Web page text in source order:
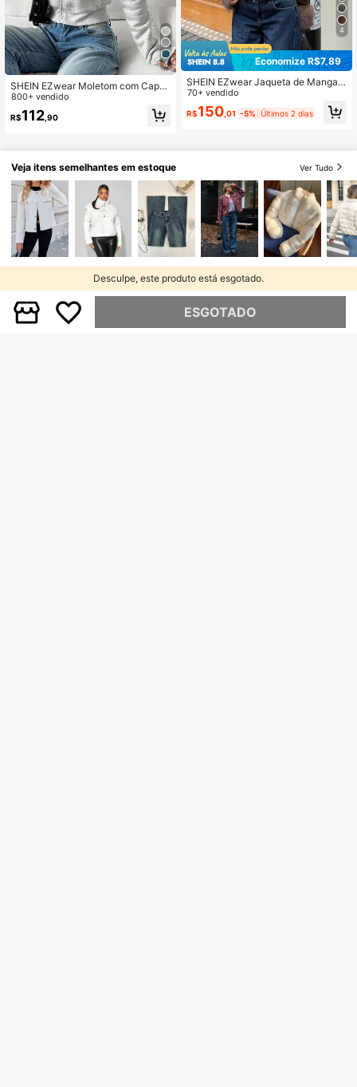
4
SHEIN EZwear Moletom com Capu
z Minimalista e Casual de Cor Sólid
a para Mulheres, Roupas para Form
atura, Volta às Aulas, Roupas para P
800+ vendido
R$112 ,90
4
Economize R$7,89
SHEIN EZwear Jaqueta de Manga L
onga com Zíper e Estilo de Rua Fas
hionável em Pele Sintética para Mu
lheres
70+ vendido
R$150 ,01 -5% Últimos 2 dias
Desculpe, este produto está esgotado.
Veja itens semelhantes em estoque Ver Tudo
ESGOTADO